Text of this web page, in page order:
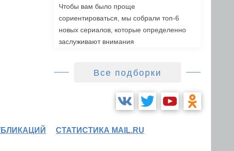
Чтобы вам было проще
сориентироваться, мы собрали топ-6
новых сериалов, которые определенно
заслуживают внимания
Все подборки
СТАТИСТИКА MAIL.RU